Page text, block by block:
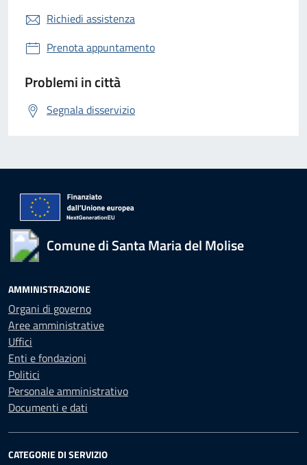
Richiedi assistenza
Prenota appuntamento
Problemi in città
Segnala disservizio
Comune di Santa Maria del Molise
AMMINISTRAZIONE
Organi di governo
Aree amministrative
Uffici
Enti e fondazioni
Politici
Personale amministrativo
Documenti e dati
CATEGORIE DI SERVIZIO